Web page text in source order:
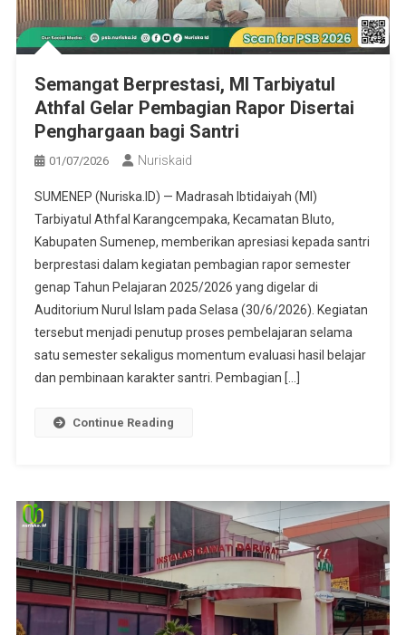
Semangat Berprestasi, MI Tarbiyatul
Athfal Gelar Pembagian Rapor Disertai
Penghargaan bagi Santri
01/07/2026 Nuriskaid
SUMENEP (Nuriska.ID) — Madrasah Ibtidaiyah (MI)
Tarbiyatul Athfal Karangcempaka, Kecamatan Bluto,
Kabupaten Sumenep, memberikan apresiasi kepada santri
berprestasi dalam kegiatan pembagian rapor semester
genap Tahun Pelajaran 2025/2026 yang digelar di
Auditorium Nurul Islam pada Selasa (30/6/2026). Kegiatan
tersebut menjadi penutup proses pembelajaran selama
satu semester sekaligus momentum evaluasi hasil belajar
dan pembinaan karakter santri. Pembagian […]
Continue Reading